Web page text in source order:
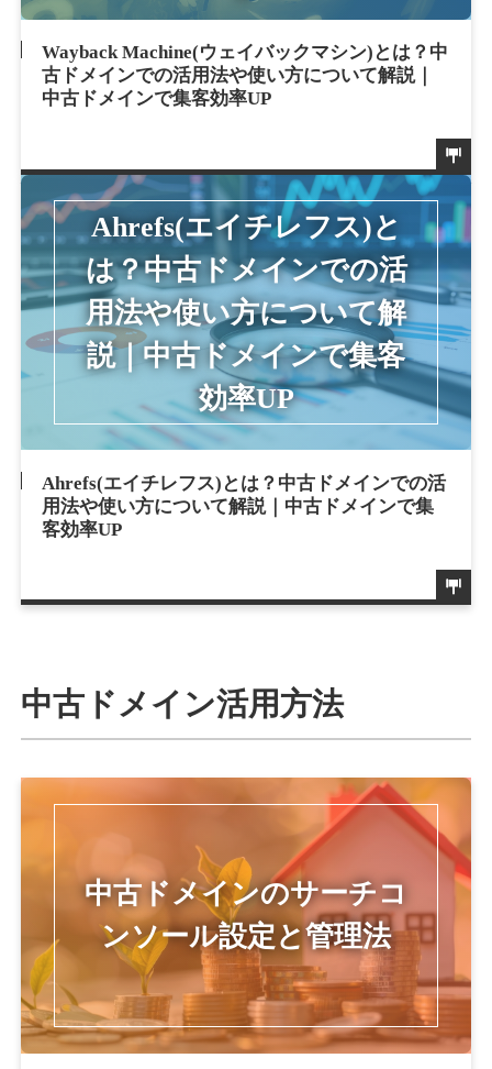
Wayback Machine(ウェイバックマシン)とは？中
古ドメインでの活用法や使い方について解説｜
中古ドメインで集客効率UP
Ahrefs(エイチレフス)とは？中古ドメインでの活
用法や使い方について解説｜中古ドメインで集
客効率UP
中古ドメイン活用方法